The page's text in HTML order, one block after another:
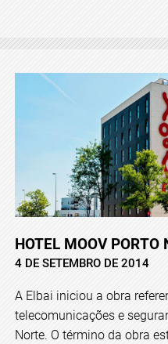
HOTEL MOOV PORTO
4 DE SETEMBRO DE 2014
A Elbai iniciou a obra
telecomunicações e
Norte. O término da obra